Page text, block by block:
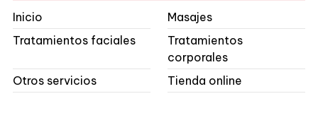
Inicio
Masajes
Tratamientos faciales
Tratamientos
corporales
Otros servicios
Tienda online